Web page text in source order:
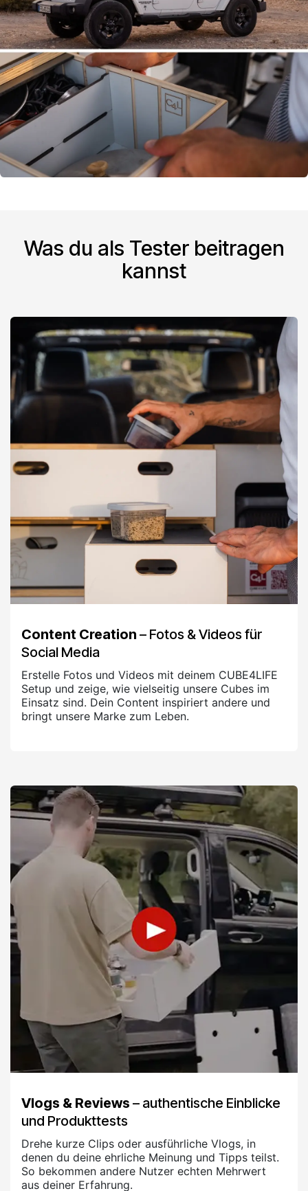
Was du als Tester beitragen
kannst
Content Creation – Fotos & Videos für
Social Media
Erstelle Fotos und Videos mit deinem CUBE4LIFE
Setup und zeige, wie vielseitig unsere Cubes im
Einsatz sind. Dein Content inspiriert andere und
bringt unsere Marke zum Leben.
Vlogs & Reviews – authentische Einblicke
und Produkttests
Drehe kurze Clips oder ausführliche Vlogs, in
denen du deine ehrliche Meinung und Tipps teilst.
So bekommen andere Nutzer echten Mehrwert
aus deiner Erfahrung.